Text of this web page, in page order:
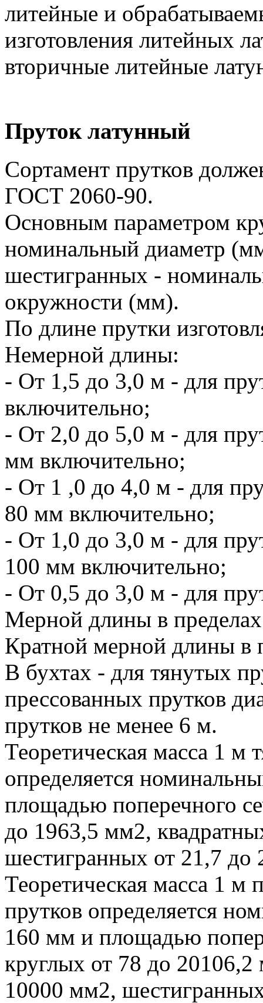
литейные и
изготовления литейных
вторичные литейные
Пруток латунный
Сортамент прутков
ГОСТ 2060-90.
Основным параметром
номинальный диаметр
шестигранных -
окружности (мм).
По длине прутки
Немерной длины:
- От 1,5 до 3,0 м - для
включительно;
- От 2,0 до 5,0 м - для
мм включительно;
- От 1 ,0 до 4,0 м - для
80 мм включительно;
- От 1,0 до 3,0 м - для
100 мм включительно;
- От 0,5 до 3,0 м - для
Мерной длины в
Кратной мерной длины в
В бухтах - для тянутых
прессованных прутков
прутков не менее 6 м.
Теоретическая масса 1 м
определяется
площадью поперечного
до 1963,5 мм2,
шестигранных от 21,7 до
Теоретическая масса 1 м
прутков определяется
160 мм и площадью
круглых от 78 до
10000 мм2,